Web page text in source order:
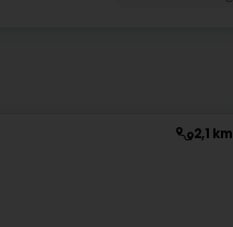
2,1 km